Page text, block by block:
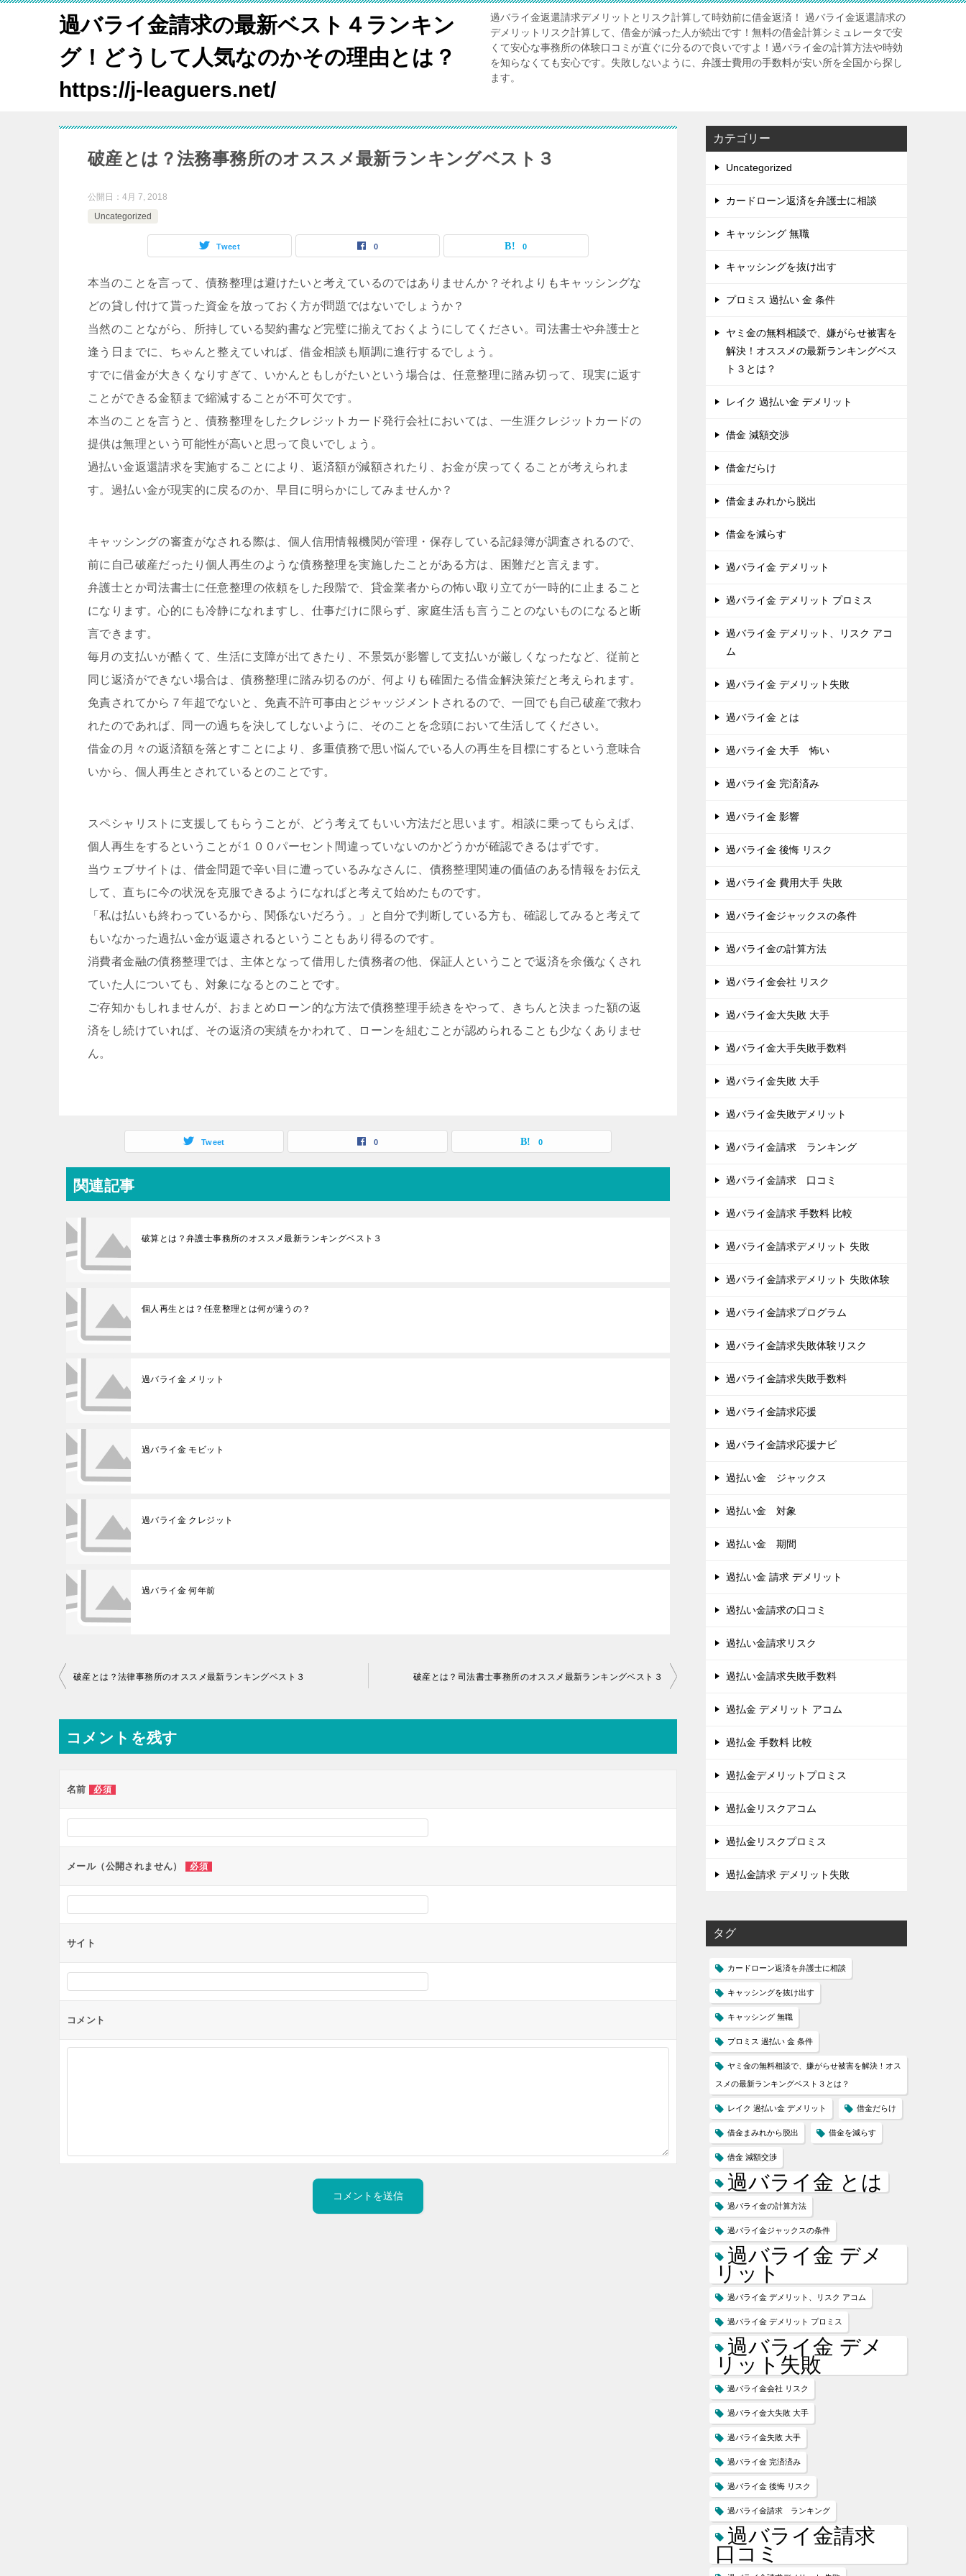
過バライ金請求の最新ベスト４ランキン
グ！どうして人気なのかその理由とは？
https://j-leaguers.net/
過バライ金返還請求デメリットとリスク計算して時効前に借金返済！ 過バライ金返還請求の
デメリットリスク計算して、借金が減った人が続出です！無料の借金計算シミュレータで安
くて安心な事務所の体験口コミが直ぐに分るので良いですよ！過バライ金の計算方法や時効
を知らなくても安心です。失敗しないように、弁護士費用の手数料が安い所を全国から探し
ます。
破産とは？法務事務所のオススメ最新ランキングベスト３
公開日： 4月 7, 2018
Uncategorized
Tweet 0 0
本当のことを言って、債務整理は避けたいと考えているのではありませんか？それよりもキャッシングな
どの貸し付けて貰った資金を放っておく方が問題ではないでしょうか？
当然のことながら、所持している契約書など完璧に揃えておくようにしてください。司法書士や弁護士と
逢う日までに、ちゃんと整えていれば、借金相談も順調に進行するでしょう。
すでに借金が大きくなりすぎて、いかんともしがたいという場合は、任意整理に踏み切って、現実に返す
ことができる金額まで縮減することが不可欠です。
本当のことを言うと、債務整理をしたクレジットカード発行会社においては、一生涯クレジットカードの
提供は無理という可能性が高いと思って良いでしょう。
過払い金返還請求を実施することにより、返済額が減額されたり、お金が戻ってくることが考えられま
す。過払い金が現実的に戻るのか、早目に明らかにしてみませんか？
キャッシングの審査がなされる際は、個人信用情報機関が管理・保存している記録簿が調査されるので、
前に自己破産だったり個人再生のような債務整理を実施したことがある方は、困難だと言えます。
弁護士とか司法書士に任意整理の依頼をした段階で、貸金業者からの怖い取り立てが一時的に止まること
になります。心的にも冷静になれますし、仕事だけに限らず、家庭生活も言うことのないものになると断
言できます。
毎月の支払いが酷くて、生活に支障が出てきたり、不景気が影響して支払いが厳しくなったなど、従前と
同じ返済ができない場合は、債務整理に踏み切るのが、何よりも確固たる借金解決策だと考えられます。
免責されてから７年超でないと、免責不許可事由とジャッジメントされるので、一回でも自己破産で救わ
れたのであれば、同一の過ちを決してしないように、そのことを念頭において生活してください。
借金の月々の返済額を落とすことにより、多重債務で思い悩んでいる人の再生を目標にするという意味合
いから、個人再生とされているとのことです。
スペシャリストに支援してもらうことが、どう考えてもいい方法だと思います。相談に乗ってもらえば、
個人再生をするということが１００パーセント間違っていないのかどうかが確認できるはずです。
当ウェブサイトは、借金問題で辛い目に遭っているみなさんに、債務整理関連の価値のある情報をお伝え
して、直ちに今の状況を克服できるようになればと考えて始めたものです。
「私は払いも終わっているから、関係ないだろう。」と自分で判断している方も、確認してみると考えて
もいなかった過払い金が返還されるということもあり得るのです。
消費者金融の債務整理では、主体となって借用した債務者の他、保証人ということで返済を余儀なくされ
ていた人についても、対象になるとのことです。
ご存知かもしれませんが、おまとめローン的な方法で債務整理手続きをやって、きちんと決まった額の返
済をし続けていれば、その返済の実績をかわれて、ローンを組むことが認められることも少なくありませ
ん。
Tweet 0 0
関連記事
破算とは？弁護士事務所のオススメ最新ランキングベスト３
個人再生とは？任意整理とは何が違うの？
過バライ金 メリット
過バライ金 モビット
過バライ金 クレジット
過バライ金 何年前
投
ナ
ビ
ー
ョ
ン
破産とは？法律事務所のオススメ最新ランキングベスト３ 破産とは？司法書士事務所のオススメ最新ランキングベスト３
コメントを残す
名前 必須
メール（公開されません） 必須
サイト
コメント
カテゴリー
Uncategorized
カードローン返済を弁護士に相談
キャッシング 無職
キャッシングを抜け出す
プロミス 過払い 金 条件
ヤミ金の無料相談で、嫌がらせ被害を
解決！オススメの最新ランキングベス
ト３とは？
レイク 過払い金 デメリット
借金 減額交渉
借金だらけ
借金まみれから脱出
借金を減らす
過バライ金 デメリット
過バライ金 デメリット プロミス
過バライ金 デメリット、リスク アコ
ム
過バライ金 デメリット失敗
過バライ金 とは
過バライ金 大手 怖い
過バライ金 完済済み
過バライ金 影響
過バライ金 後悔 リスク
過バライ金 費用大手 失敗
過バライ金ジャックスの条件
過バライ金の計算方法
過バライ金会社 リスク
過バライ金大失敗 大手
過バライ金大手失敗手数料
過バライ金失敗 大手
過バライ金失敗デメリット
過バライ金請求 ランキング
過バライ金請求 口コミ
過バライ金請求 手数料 比較
過バライ金請求デメリット 失敗
過バライ金請求デメリット 失敗体験
過バライ金請求プログラム
過バライ金請求失敗体験リスク
過バライ金請求失敗手数料
過バライ金請求応援
過バライ金請求応援ナビ
過払い金 ジャックス
過払い金 対象
過払い金 期間
過払い金 請求 デメリット
過払い金請求の口コミ
過払い金請求リスク
過払い金請求失敗手数料
過払金 デメリット アコム
過払金 手数料 比較
過払金デメリットプロミス
過払金リスクアコム
過払金リスクプロミス
過払金請求 デメリット失敗
タグ
カードローン返済を弁護士に相談
キャッシングを抜け出す
キャッシング 無職
プロミス 過払い 金 条件
ヤミ金の無料相談で、嫌がらせ被害を解決！オス
スメの最新ランキングベスト３とは？
レイク 過払い金 デメリット 借金だらけ
借金まみれから脱出 借金を減らす
借金 減額交渉
過バライ金 とは
過バライ金の計算方法
過バライ金ジャックスの条件
過バライ金 デメ
リット
過バライ金 デメリット、リスク アコム
過バライ金 デメリット プロミス
過バライ金 デメ
リット失敗
過バライ金会社 リスク
過バライ金大失敗 大手
過バライ金失敗 大手
過バライ金 完済済み
過バライ金 後悔 リスク
過バライ金請求 ランキング
過バライ金請求
口コミ